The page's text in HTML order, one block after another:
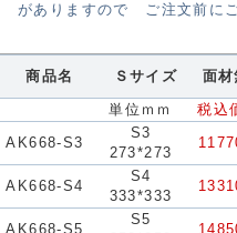
がありますので ご注文前に
商品名 Ｓサイズ 面材
単位ｍｍ 税込
AK668-S3
S3
273*273
AK668-S4
S4
333*333
AK668-S5
S5